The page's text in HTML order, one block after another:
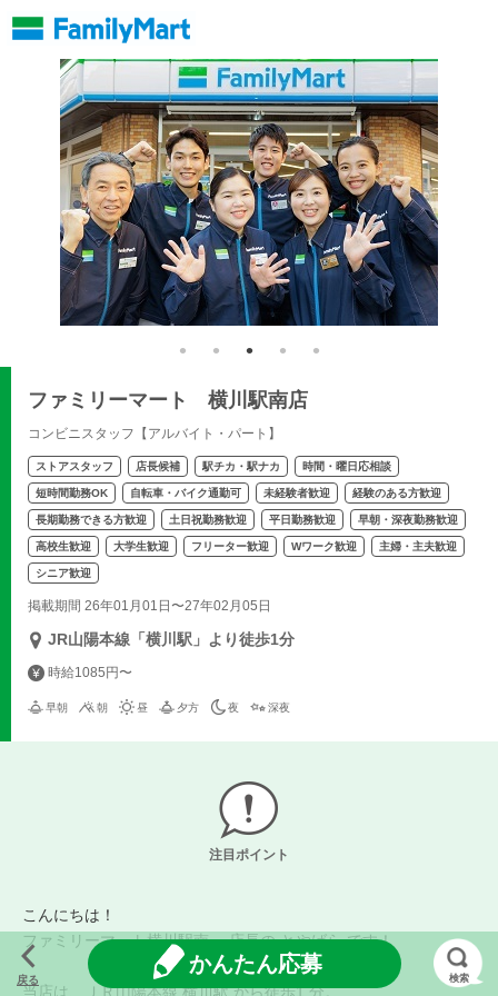
ファミリーマート 横川駅南店
コンビニスタッフ【アルバイト・パート】
ストアスタッフ 店長候補 駅チカ・駅ナカ 時間・曜日応相談
短時間勤務OK 自転車・バイク通勤可 未経験者歓迎 経験のある方歓迎
長期勤務できる方歓迎 土日祝勤務歓迎 平日勤務歓迎 早朝・深夜勤務歓迎
高校生歓迎 大学生歓迎 フリーター歓迎 Wワーク歓迎 主婦・主夫歓迎
シニア歓迎
掲載期間 26年01月01日〜27年02月05日
JR山陽本線「横川駅」より徒歩1分
時給1085円〜
早朝 朝 昼 夕方 夜 深夜
注目ポイント
こんにちは！
ファミリーマート横川駅南 、店長の とやばら です！
当店は、ＪＲ山陽本線 横川駅 から徒歩1 分。
戻る
かんたん応募
検索